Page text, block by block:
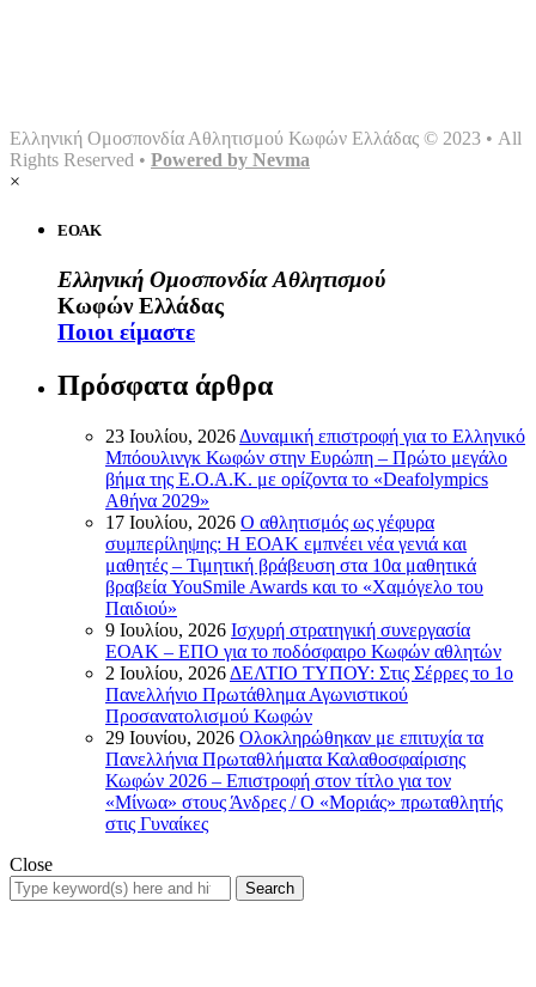
Ελληνική Ομοσπονδία Αθλητισμού Κωφών Ελλάδας © 2023 • All
Rights Reserved • Powered by Nevma
×
ΕΟΑΚ
Ελληνική Ομοσπονδία Αθλητισμού
Κωφών Ελλάδας
Ποιοι είμαστε
Πρόσφατα άρθρα
23 Ιουλίου, 2026 Δυναμική επιστροφή για το Ελληνικό
Μπόουλινγκ Κωφών στην Ευρώπη – Πρώτο μεγάλο
βήμα της Ε.Ο.Α.Κ. με ορίζοντα το «Deafolympics
Αθήνα 2029»
17 Ιουλίου, 2026 Ο αθλητισμός ως γέφυρα
συμπερίληψης: Η ΕΟΑΚ εμπνέει νέα γενιά και
μαθητές – Τιμητική βράβευση στα 10α μαθητικά
βραβεία YouSmile Awards και το «Χαμόγελο του
Παιδιού»
9 Ιουλίου, 2026 Ισχυρή στρατηγική συνεργασία
ΕΟΑΚ – ΕΠΟ για το ποδόσφαιρο Κωφών αθλητών
2 Ιουλίου, 2026 ΔΕΛΤΙΟ ΤΥΠΟΥ: Στις Σέρρες το 1ο
Πανελλήνιο Πρωτάθλημα Αγωνιστικού
Προσανατολισμού Κωφών
29 Ιουνίου, 2026 Ολοκληρώθηκαν με επιτυχία τα
Πανελλήνια Πρωταθλήματα Καλαθοσφαίρισης
Κωφών 2026 – Επιστροφή στον τίτλο για τον
«Μίνωα» στους Άνδρες / Ο «Μοριάς» πρωταθλητής
στις Γυναίκες
Close